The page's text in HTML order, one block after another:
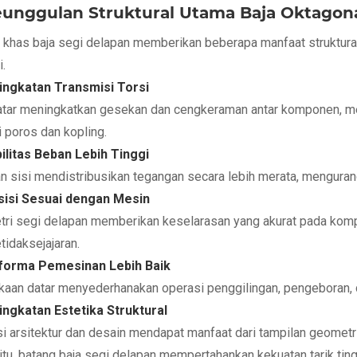
Struktural Utama Baja
khas baja segi delapan memberikan beberapa manfaat
Transmisi Torsi
meningkatkan gesekan dan cengkeraman antar
dan kopling.
Beban Lebih Tinggi
sisi mendistribusikan tegangan secara lebih merata,
Sesuai dengan Mesin
segi delapan memberikan keselarasan yang akurat pada
Pemesinan Lebih Baik
datar menyederhanakan operasi penggilingan,
Estetika Struktural
arsitektur dan desain mendapat manfaat dari tampilan